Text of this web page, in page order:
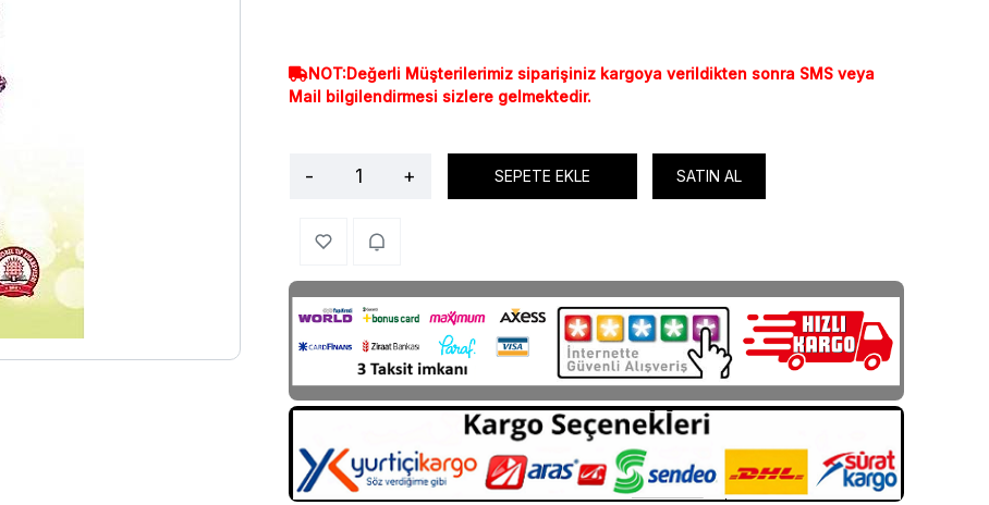
NOT:Değerli Müşterilerimiz siparişiniz kargoya verildikten sonra SMS veya
Mail bilgilendirmesi sizlere gelmektedir.
- + SEPETE EKLE SATIN AL